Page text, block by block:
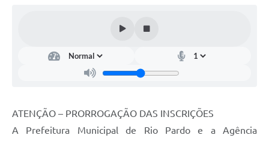
Secretarias
Legislação
ATENÇÃO – PRORROGAÇÃO DAS INSCRIÇÕES
A Prefeitura Municipal de Rio Pardo e a Agência